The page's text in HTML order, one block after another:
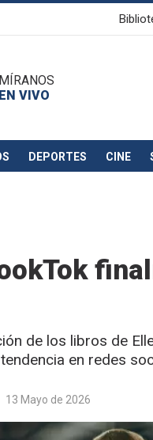
MÍRANOS
EN VIVO
DEPORTES CINE
de los libros de
en redes
13 Mayo de 2026